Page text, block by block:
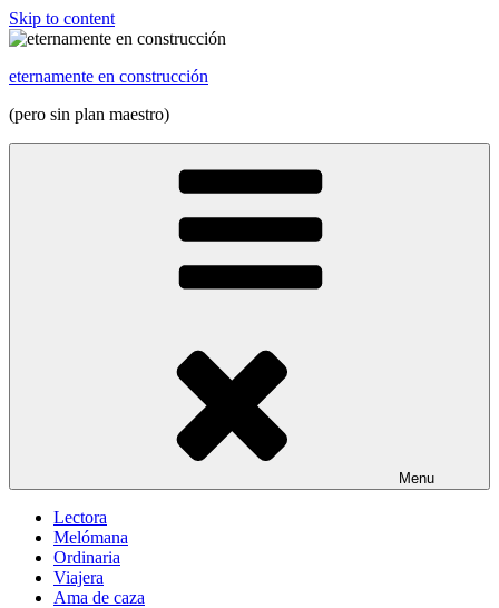
Skip to content
eternamente en construcción
(pero sin plan maestro)
Menu
Lectora
Melómana
Ordinaria
Viajera
Ama de caza